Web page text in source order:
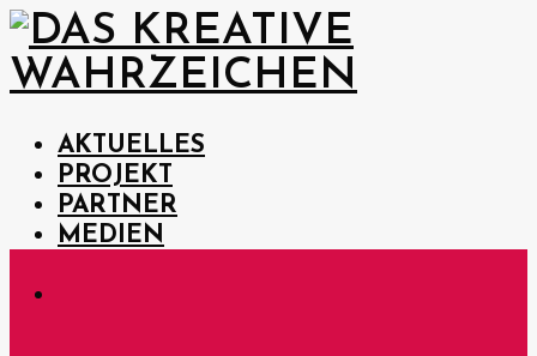
AKTUELLES
PROJEKT
PARTNER
MEDIEN